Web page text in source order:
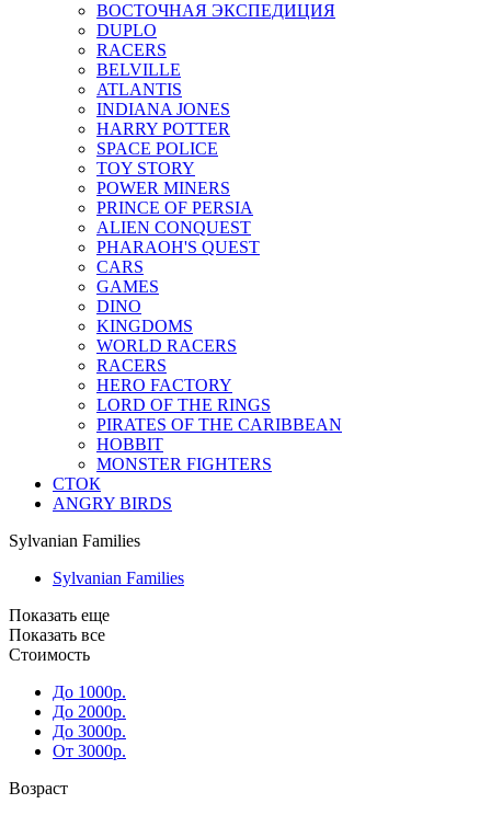
ВОСТОЧНАЯ ЭКСПЕДИЦИЯ
DUPLO
RACERS
BELVILLE
ATLANTIS
INDIANA JONES
HARRY POTTER
SPACE POLICE
TOY STORY
POWER MINERS
PRINCE OF PERSIA
ALIEN CONQUEST
PHARAOH'S QUEST
CARS
GAMES
DINO
KINGDOMS
WORLD RACERS
RACERS
HERO FACTORY
LORD OF THE RINGS
PIRATES OF THE CARIBBEAN
HOBBIT
MONSTER FIGHTERS
СТОК
ANGRY BIRDS
Sylvanian Families
Sylvanian Families
Показать еще
Показать все
Стоимость
До 1000р.
До 2000р.
До 3000р.
От 3000р.
Возраст